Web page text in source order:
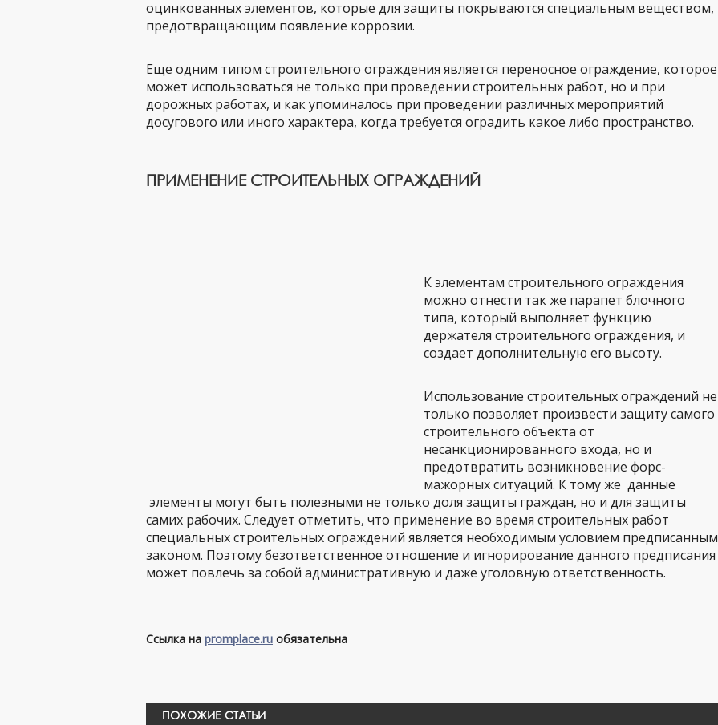
оцинкованных элементов, которые для защиты покрываются специальным веществом,
предотвращающим появление коррозии.
Еще одним типом строительного ограждения является переносное ограждение, которое
может использоваться не только при проведении строительных работ, но и при
дорожных работах, и как упоминалось при проведении различных мероприятий
досугового или иного характера, когда требуется оградить какое либо пространство.
ПРИМЕНЕНИЕ СТРОИТЕЛЬНЫХ ОГРАЖДЕНИЙ
К элементам строительного ограждения
можно отнести так же парапет блочного
типа, который выполняет функцию
держателя строительного ограждения, и
создает дополнительную его высоту.
Использование строительных ограждений не
только позволяет произвести защиту самого
строительного объекта от
несанкционированного входа, но и
предотвратить возникновение форс-
мажорных ситуаций. К тому же данные
элементы могут быть полезными не только доля защиты граждан, но и для защиты
самих рабочих. Следует отметить, что применение во время строительных работ
специальных строительных ограждений является необходимым условием предписанным
законом. Поэтому безответственное отношение и игнорирование данного предписания
может повлечь за собой административную и даже уголовную ответственность.
Ссылка на promplace.ru обязательна
ПОХОЖИЕ СТАТЬИ